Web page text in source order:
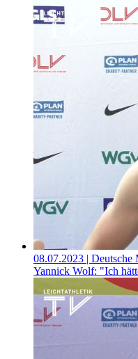
08.07.2023 |
Yannick Wolf: "Ich